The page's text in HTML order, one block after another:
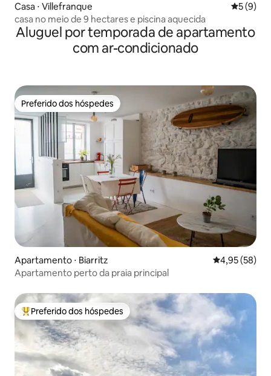
Casa ⋅ Villefranque 5 de
5 (9)
casa no meio de 9 hectares e piscina aquecida
Aluguel por temporada de apartamento
com ar-condicionado
Preferido dos hóspedes
Preferido dos hóspedes
Apartamento ⋅ Biarritz 4,95 de uma
4,95 (58)
Apartamento perto da praia principal
Entre os melhores preferidos dos hóspedes
Preferido dos hóspedes